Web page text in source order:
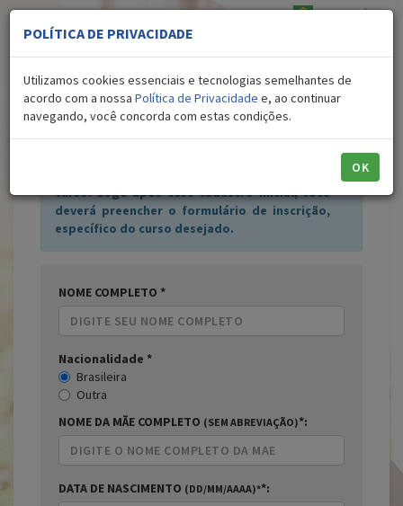
PORTUGUÊS ▼
CRIAR SUA CONTA
curso. Logo após esse cadastro inicial, você
deverá preencher o formulário de inscrição,
específico do curso desejado.
NOME COMPLETO *
Nacionalidade *
Brasileira
Outra
NOME DA MÃE COMPLETO (SEM ABREVIAÇÃO)*:
DATA DE NASCIMENTO (DD/MM/AAAA)**:
POLÍTICA DE PRIVACIDADE
Utilizamos cookies essenciais e tecnologias semelhantes de
acordo com a nossa Política de Privacidade e, ao continuar
navegando, você concorda com estas condições.
OK